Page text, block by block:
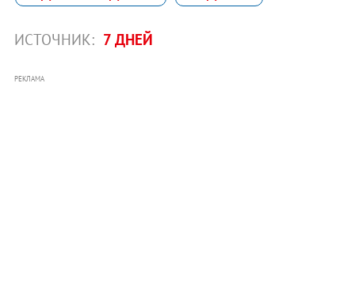
ИСТОЧНИК: 7 ДНЕЙ
РЕКЛАМА